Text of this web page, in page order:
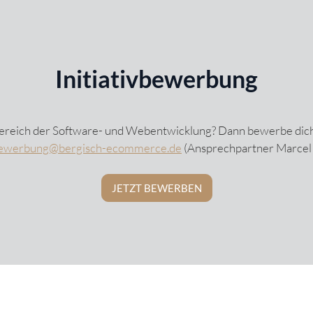
Initiativbewerbung
der Software- und Webentwicklung? Dann bewerbe
ecommerce.de (Ansprechpartner Marcel
JETZT BEWERBEN